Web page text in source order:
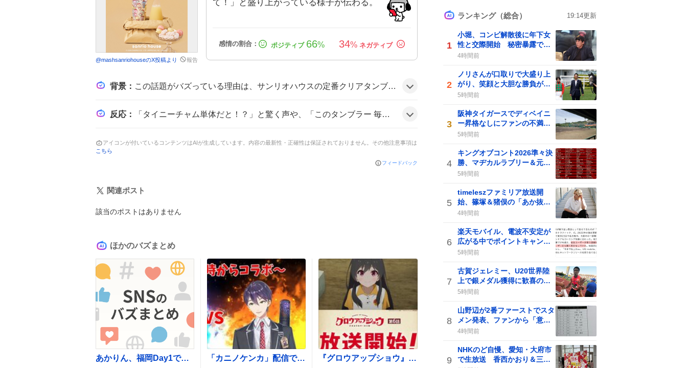
@mashsanriohouseのX投稿より 報告
て！」と盛り上がっている様子が伝わる。
66% 34%
背景 ： この話題がバズっている理由は、サンリオハウスの定番クリアタンブラーが長らく売り切れ状態だったことと、人気キャラ・タイニーチャムの新デザインが加わったことで、ファンの期待感が高まったためとみられる。
反応 ： 「タイニーチャム単体だと！？」と驚く声や、「このタンブラー 毎日使ってて1個じゃ足りないから クロミとタイニーチャム買おう」と欲求を語る投稿が多数。「サンリオハウスのタンブラーってあれ漏れないの…？」と疑問を投げかける声も見られ、全体的に期待と好奇心が高まっている雰囲気だ。
アイコンが付いているコンテンツはAIが生成しています。内容の最新性・正確性は保証されておりません。その他注意事項は
こちら
フィードバック
関連ポスト
該当のポストはありません
ほかのバズまとめ
あかりん、福岡Day1で『命の色』を熱演 号泣シーンにファン歓喜 「カニノケンカ」配信でいちごちゃんとコラボ決定、ファンは「うおおおお！」と歓喜 『グロウアップショウ』第6話放送、ミッチャー新登場でファン歓喜と次回期待の声が広がる
ランキング（総合） 19:14更新
1
小堀、コンビ解散後に年下女
性と交際開始 秘密暴露で話
題の『ザ・ノンフィクショ
4時間前
2
ノリさんが口取りで大盛り上
がり、笑顔と大胆な勝負が話
題に
5時間前
3
阪神タイガースでディベイニ
ー昇格なしにファンの不満が
広がる、木浪が続投
5時間前
4
キングオブコント2026準々決
勝、マヂカルラブリー＆元天
竺鼠出場で期待高まる
5時間前
5
timeleszファミリア放送開
始、篠塚＆猪俣の「あか抜
け」企画にファン歓喜「可愛
4時間前
6
楽天モバイル、電波不安定が
広がる中でポイントキャンペ
ーンが話題に
5時間前
7
古賀ジェレミー、U20世界陸
上で銀メダル獲得に歓喜の声
が広がる
5時間前
8
山野辺が2番ファーストでスタ
メン発表、ファンから「意味
不明」や「笑える」といった
4時間前
9
NHKのど自慢、愛知・大府市
で生放送 香西かおり＆三山